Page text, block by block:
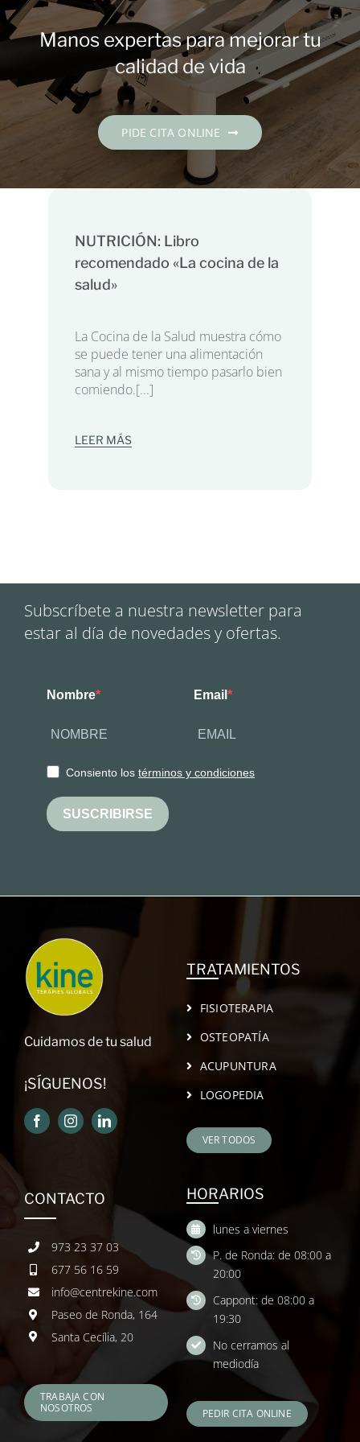
Contacto
Español
Manos expertas para mejorar tu
calidad de vida
PIDE CITA ONLINE
NUTRICIÓN: Libro
recomendado «La cocina de la
salud»
La Cocina de la Salud muestra cómo
se puede tener una alimentación
sana y al mismo tiempo pasarlo bien
comiendo.[...]
LEER MÁS
Subscríbete a nuestra newsletter para
estar al día de novedades y ofertas.
Nombre Email
Consiento los términos y condiciones
SUSCRIBIRSE
Cuidamos de tu salud
¡SÍGUENOS!
TRATAMIENTOS
FISIOTERAPIA
OSTEOPATÍA
ACUPUNTURA
LOGOPEDIA
VER TODOS
CONTACTO
973 23 37 03
677 56 16 59
info@centrekine.com
Paseo de Ronda, 164
Santa Cecília, 20
TRABAJA CON
NOSOTROS
HORARIOS
lunes a viernes
P. de Ronda: de 08:00 a
20:00
Cappont: de 08:00 a
19:30
No cerramos al
mediodía
PEDIR CITA ONLINE